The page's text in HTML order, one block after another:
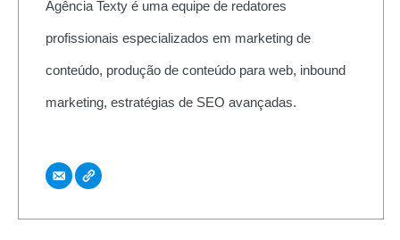
Agência Texty é uma equipe de redatores
profissionais especializados em marketing de
conteúdo, produção de conteúdo para web, inbound
marketing, estratégias de SEO avançadas.